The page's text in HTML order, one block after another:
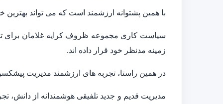
با همین پشتوانه ارزشمند است که می تواند
سیاست کاری مجموعه ظروف کرایه غلامان برای
زمینه مدنظر خود قرار داده اند.
در همین راستا، تجربه های ارزشمند مدیریت
مدیریت قدیم و جدید تلفیقی هوشمندانه از دانش،